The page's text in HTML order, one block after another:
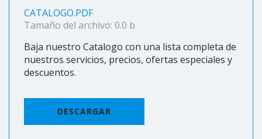
CATALOGO.PDF
Tamaño del archivo: 0.0 b
Baja nuestro Catalogo con una lista completa de
nuestros servicios, precios, ofertas especiales y
descuentos.
DESCARGAR